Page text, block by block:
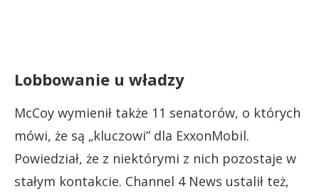
Lobbowanie u władzy
McCoy wymienił także 11 senatorów, o których
mówi, że są „kluczowi” dla ExxonMobil.
Powiedział, że z niektórymi z nich pozostaje w
stałym kontakcie. Channel 4 News ustalił też,